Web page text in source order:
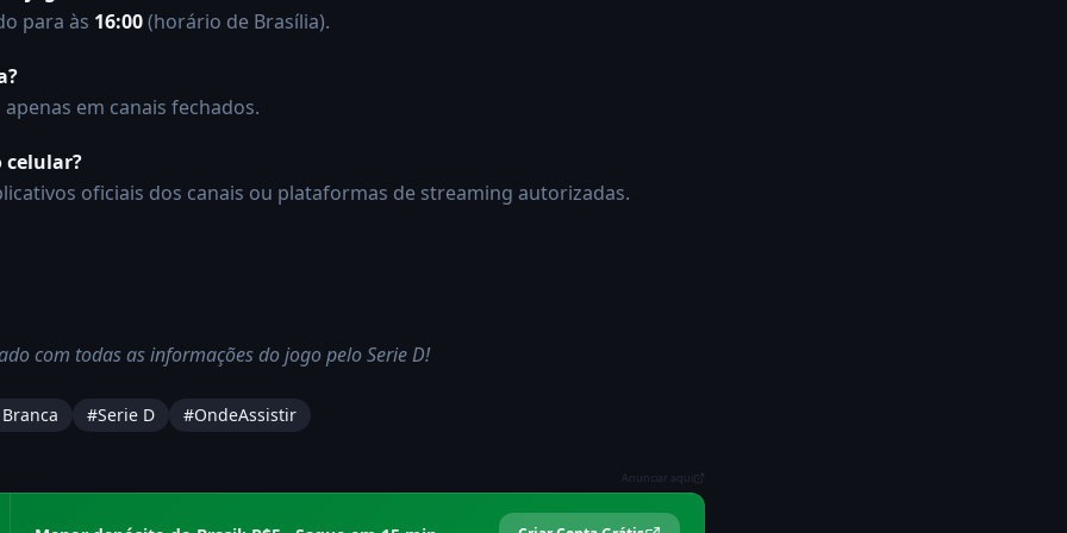
para às 16:00(horário de Brasília).
em canais fechados.
celular?
oficiais dos canais ou plataformas de streaming autorizadas.
com todas as informações do jogo pelo Serie D!
#Serie D #OndeAssistir
Anunciar aqui